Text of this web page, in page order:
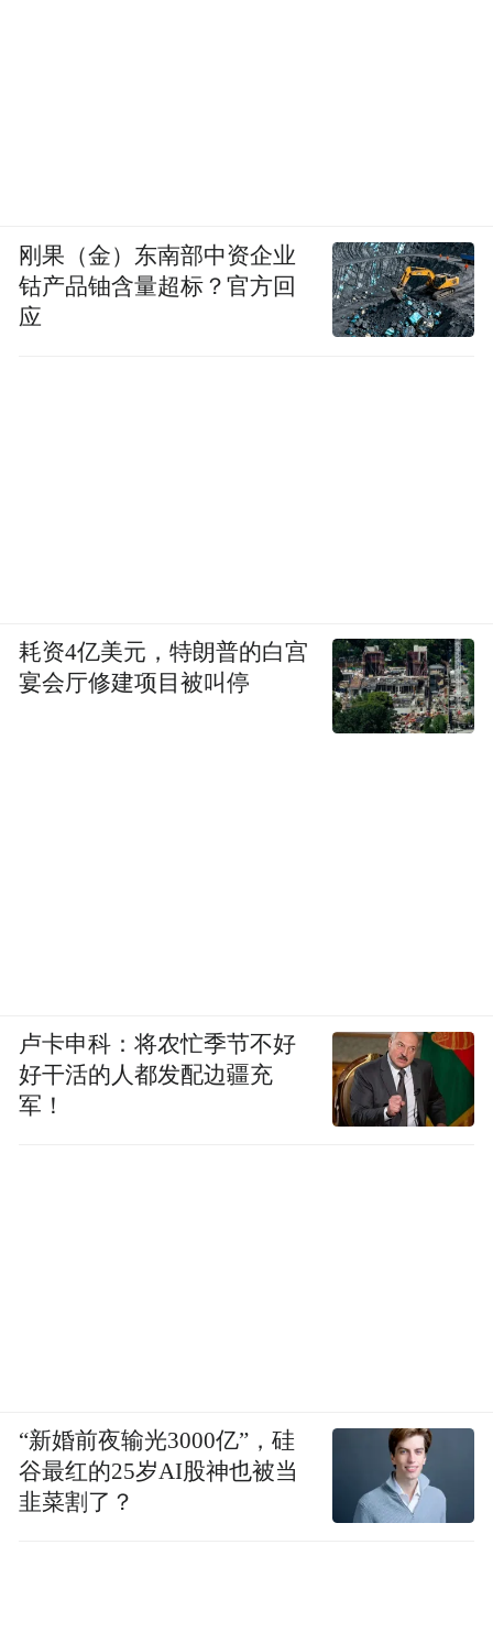
刚果（金）东南部中资企业
钴产品铀含量超标？官方回
应
耗资4亿美元，特朗普的白宫
宴会厅修建项目被叫停
卢卡申科：将农忙季节不好
好干活的人都发配边疆充
军！
“新婚前夜输光3000亿”，硅
谷最红的25岁AI股神也被当
韭菜割了？